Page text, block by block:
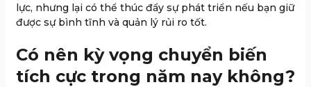
lực, nhưng lại có thể thúc đẩy sự phát triển nếu bạn giữ
được sự bình tĩnh và quản lý rủi ro tốt.
Có nên kỳ vọng chuyển biến
tích cực trong năm nay không?